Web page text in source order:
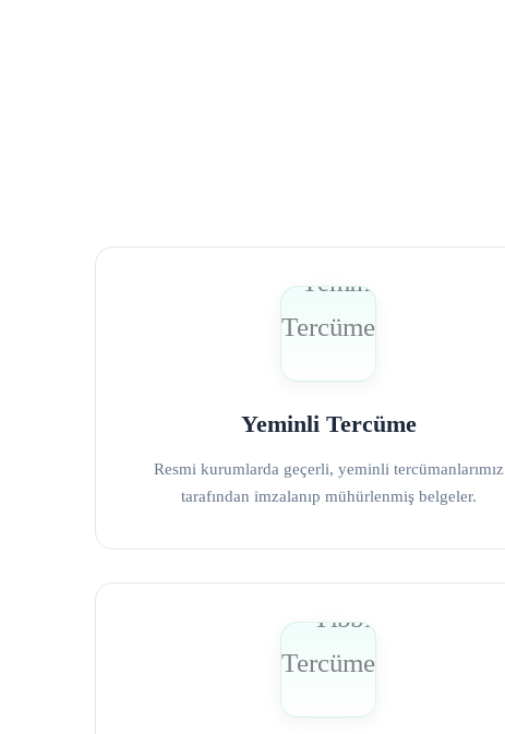
Yeminli Tercüme
Resmi kurumlarda geçerli, yeminli tercümanlarımız
tarafından imzalanıp mühürlenmiş belgeler.